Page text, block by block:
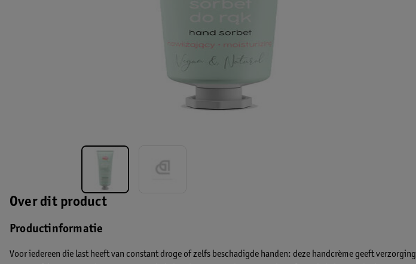
Over dit product
Productinformatie
Voor iedereen die last heeft van constant droge of zelfs beschadigde handen: deze handcrème geeft verzorging